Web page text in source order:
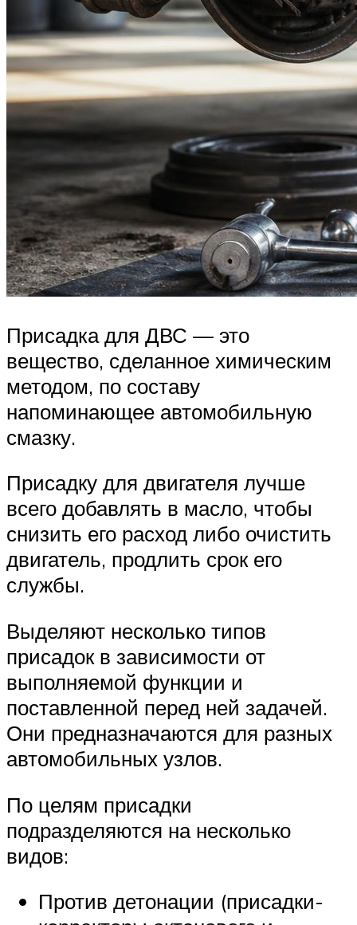
Присадка для ДВС — это
вещество, сделанное химическим
методом, по составу
напоминающее автомобильную
смазку.
Присадку для двигателя лучше
всего добавлять в масло, чтобы
снизить его расход либо очистить
двигатель, продлить срок его
службы.
Выделяют несколько типов
присадок в зависимости от
выполняемой функции и
поставленной перед ней задачей.
Они предназначаются для разных
автомобильных узлов.
По целям присадки
подразделяются на несколько
видов:
Против детонации (присадки-